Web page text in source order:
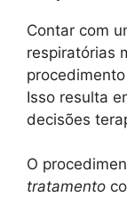
Contar com
respiratórias
Isso resulta
decisões
O
tratamento